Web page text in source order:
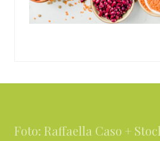
Foto: Raffaella Caso +